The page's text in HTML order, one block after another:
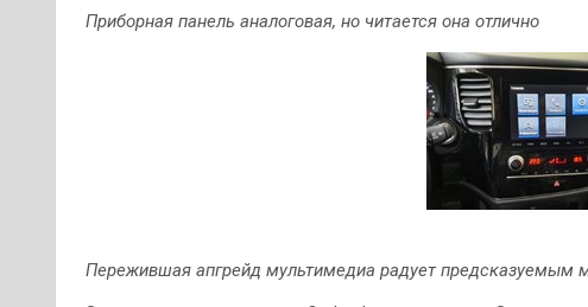
Приборная панель аналоговая, но читается она отлично
Пережившая апгрейд мультимедиа радует предсказуемым